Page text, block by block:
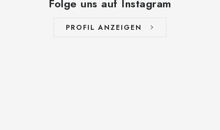
Folge uns auf Instagram
PROFIL ANZEIGEN